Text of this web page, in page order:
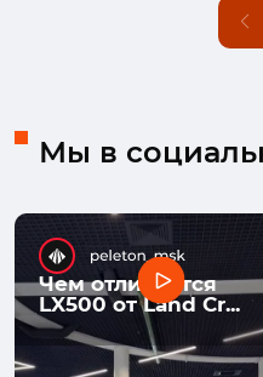
Мы в
Чем отличается
LX500 от Land Cr...